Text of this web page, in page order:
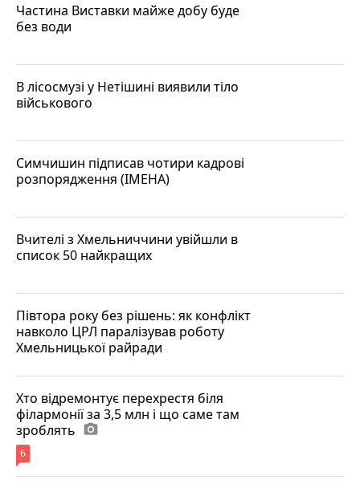
Частина Виставки майже добу буде
без води
В лісосмузі у Нетішині виявили тіло
військового
Симчишин підписав чотири кадрові
розпорядження (ІМЕНА)
Вчителі з Хмельниччини увійшли в
список 50 найкращих
Півтора року без рішень: як конфлікт
навколо ЦРЛ паралізував роботу
Хмельницької райради
Хто відремонтує перехрестя біля
філармонії за 3,5 млн і що саме там
зроблять photo_camera
6